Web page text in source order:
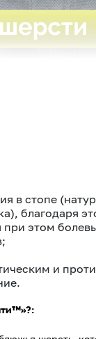
стопе
благодаря
при этом
и